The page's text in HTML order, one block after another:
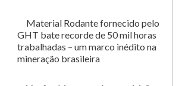
Material Rodante fornecido pelo
GHT bate recorde de 50 mil horas
trabalhadas – um marco inédito na
mineração brasileira